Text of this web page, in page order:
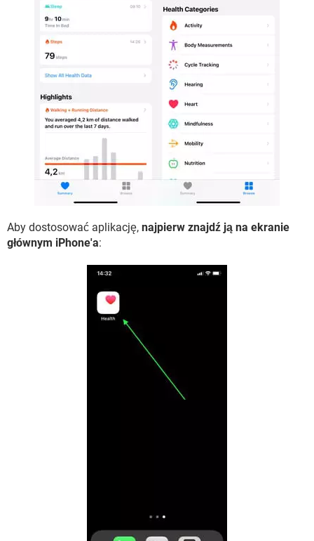
Aby dostosować aplikację, najpierw znajdź ją na ekranie
głównym iPhone'a: